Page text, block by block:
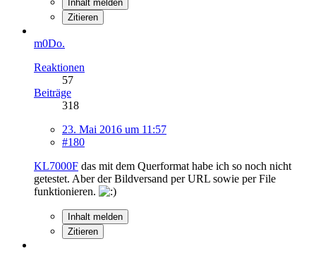
Inhalt melden
Zitieren
m0Do.
Reaktionen
57
Beiträge
318
23. Mai 2016 um 11:57
#180
KL7000F das mit dem Querformat habe ich so noch nicht
getestet. Aber der Bildversand per URL sowie per File
funktionieren.
Inhalt melden
Zitieren